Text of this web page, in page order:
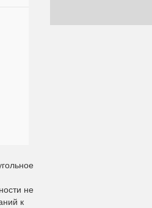
не
к